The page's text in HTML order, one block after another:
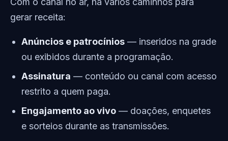
gerar receita:
Anúncios e patrocínios — inseridos na grade
ou exibidos durante a programação.
Assinatura — conteúdo ou canal com acesso
restrito a quem paga.
Engajamento ao vivo — doações, enquetes
e sorteios durante as transmissões.